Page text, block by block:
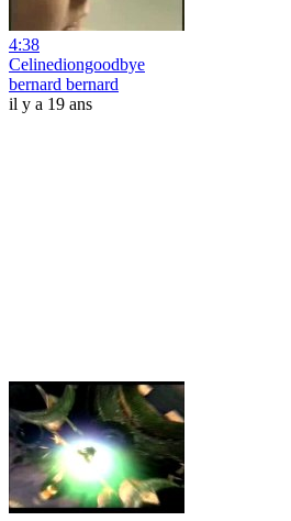
4:38
Celinediongoodbye
bernard bernard
il y a 19 ans